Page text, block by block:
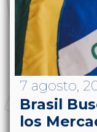
7 agosto,
Brasil
los